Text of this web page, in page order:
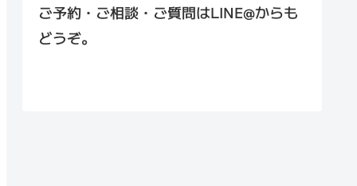
ご予約・ご相談・ご質問はLINE@からも
どうぞ。